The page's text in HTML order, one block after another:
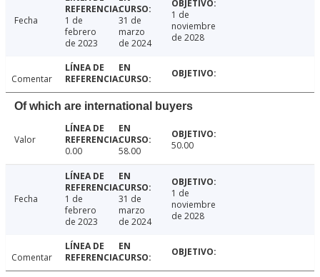
Fecha
1 de
febrero
de 2023
31 de
marzo
de 2024
1 de
noviembre
de 2028
Comentar
Of which are international buyers
Valor
0.00
58.00 50.00
Fecha
1 de
febrero
de 2023
31 de
marzo
de 2024
1 de
noviembre
de 2028
Comentar